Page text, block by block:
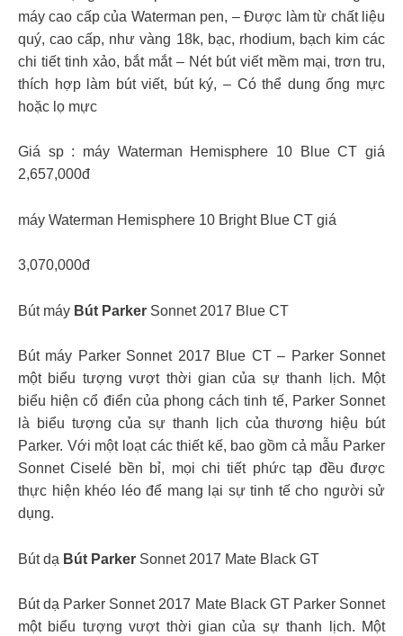
máy cao cấp của Waterman pen, – Được làm từ chất liệu
quý, cao cấp, như vàng 18k, bạc, rhodium, bạch kim các
chi tiết tinh xảo, bắt mắt – Nét bút viết mềm mại, trơn tru,
thích hợp làm bút viết, bút ký, – Có thể dung ống mực
hoặc lọ mực
Giá sp : máy Waterman Hemisphere 10 Blue CT giá
2,657,000đ
máy Waterman Hemisphere 10 Bright Blue CT giá
3,070,000đ
Bút máy Bút Parker Sonnet 2017 Blue CT
Bút máy Parker Sonnet 2017 Blue CT – Parker Sonnet
một biểu tượng vượt thời gian của sự thanh lịch. Một
biểu hiện cổ điển của phong cách tinh tế, Parker Sonnet
là biểu tượng của sự thanh lịch của thương hiệu bút
Parker. Với một loạt các thiết kế, bao gồm cả mẫu Parker
Sonnet Ciselé bền bỉ, mọi chi tiết phức tạp đều được
thực hiện khéo léo để mang lại sự tinh tế cho người sử
dụng.
Bút dạ Bút Parker Sonnet 2017 Mate Black GT
Bút dạ Parker Sonnet 2017 Mate Black GT Parker Sonnet
một biểu tượng vượt thời gian của sự thanh lịch. Một